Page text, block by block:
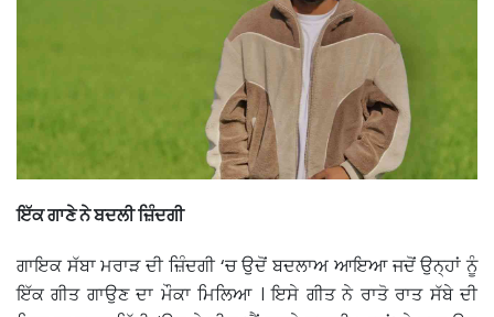
ਇੱਕ ਗਾਣੇ ਨੇ ਬਦਲੀ ਜ਼ਿੰਦਗੀ
ਗਾਇਕ ਸੱਬਾ ਮਰਾੜ ਦੀ ਜ਼ਿੰਦਗੀ ‘ਚ ਉਦੋਂ ਬਦਲਾਅ ਆਇਆ ਜਦੋਂ ਉਨ੍ਹਾਂ ਨੂੰ
ਇੱਕ ਗੀਤ ਗਾਉਣ ਦਾ ਮੌਕਾ ਮਿਲਿਆ । ਇਸੇ ਗੀਤ ਨੇ ਰਾਤੋ ਰਾਤ ਸੱਬੇ ਦੀ